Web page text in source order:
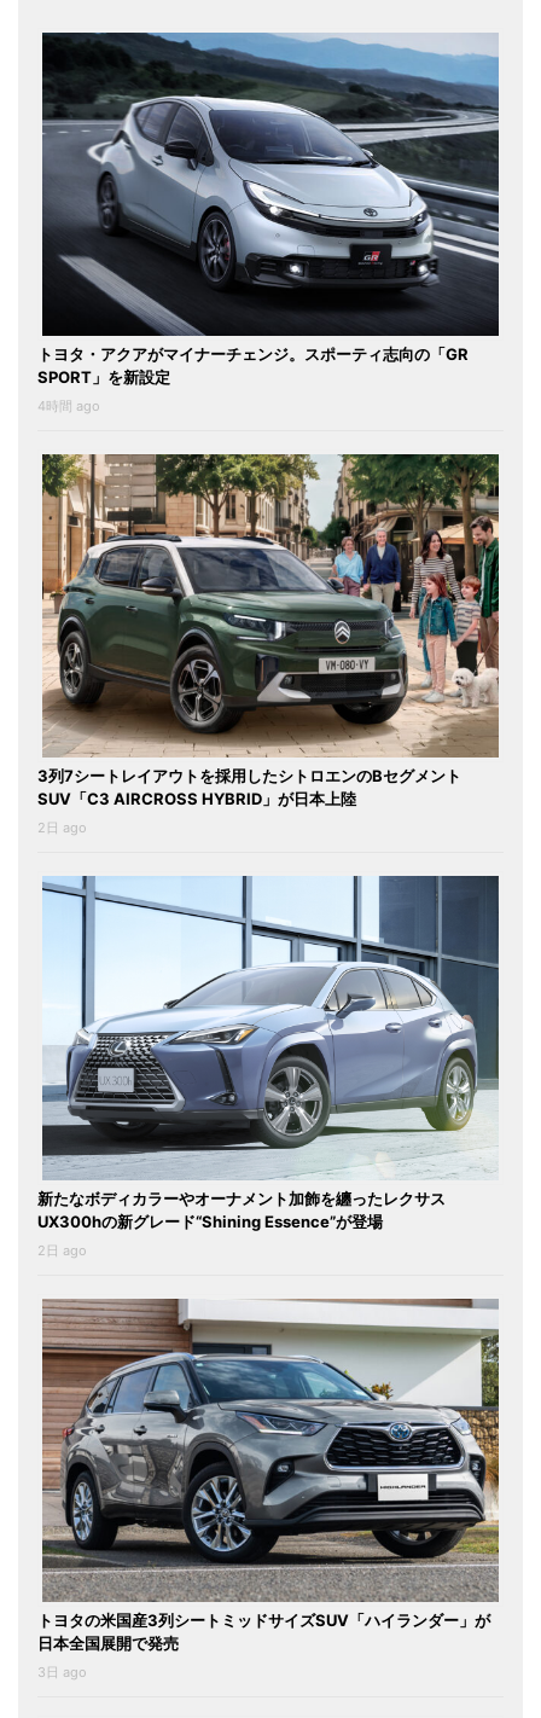
トヨタ・アクアがマイナーチェンジ。スポーティ志向の「GR
SPORT」を新設定
4時間 ago
3列7シートレイアウトを採用したシトロエンのBセグメント
SUV「C3 AIRCROSS HYBRID」が日本上陸
2日 ago
新たなボディカラーやオーナメント加飾を纏ったレクサス
UX300hの新グレード“Shining Essence”が登場
2日 ago
トヨタの米国産3列シートミッドサイズSUV「ハイランダー」が
日本全国展開で発売
3日 ago